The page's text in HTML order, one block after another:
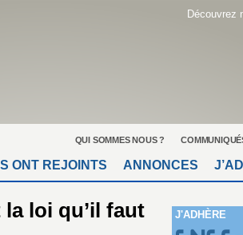
Découvrez
QUI SOMMES NOUS ?
ONT REJOINTS ANNONCES
loi qu’il faut
J'ADHÈRE